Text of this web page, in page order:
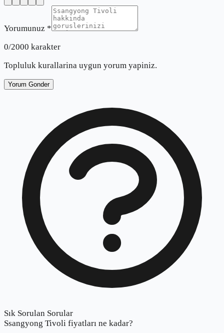
Yorumunuz *
0/2000 karakter
Topluluk kurallarina uygun yorum yapiniz.
Yorum Gonder
Sık Sorulan Sorular
Ssangyong Tivoli fiyatları ne kadar?